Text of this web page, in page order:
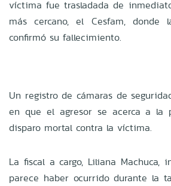
víctima fue trasladada de
más cercano, el Cesfam, donde
confirmó su fallecimiento.
Un registro de cámaras de
en que el agresor se acerca a la
disparo mortal contra la víctima.
La fiscal a cargo, Liliana Machuca,
parece haber ocurrido durante la